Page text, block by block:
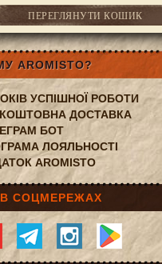
ПЕРЕГЛЯНУТИ КОШИК
AROMISTO?
УСПІШНОЇ РОБОТИ
ДОСТАВКА
БОТ
ЛОЯЛЬНОСТІ
AROMISTO
СОЦМЕРЕЖАХ